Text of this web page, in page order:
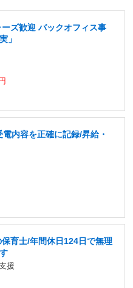
ーズ歓迎 バックオフィス事
」
内容を正確に記録/昇給・
育士/年間休日124日で無理
援